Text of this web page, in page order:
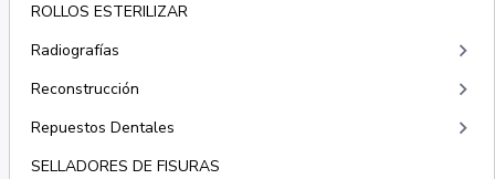
ROLLOS ESTERILIZAR
Radiografías
keyboard_arrow_right
Reconstrucción keyboard_arrow_right
Repuestos Dentales keyboard_arrow_right
SELLADORES DE FISURAS